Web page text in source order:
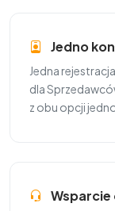
Jedno
Jedna
dla
z obu opcji
Wsparcie